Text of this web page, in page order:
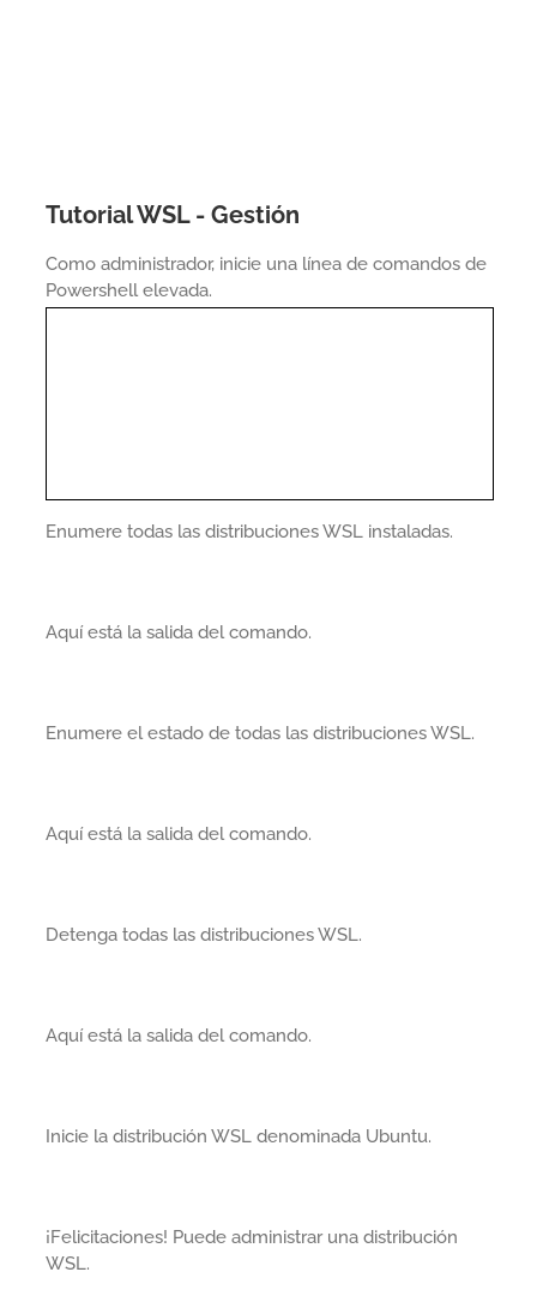
Tutorial WSL - Gestión
Como administrador, inicie una línea de comandos de
Powershell elevada.
Enumere todas las distribuciones WSL instaladas.
Aquí está la salida del comando.
Enumere el estado de todas las distribuciones WSL.
Aquí está la salida del comando.
Detenga todas las distribuciones WSL.
Aquí está la salida del comando.
Inicie la distribución WSL denominada Ubuntu.
¡Felicitaciones! Puede administrar una distribución
WSL.